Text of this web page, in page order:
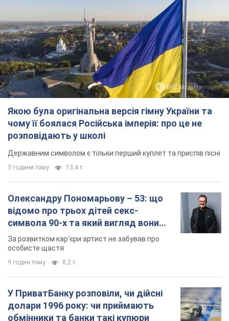
Державним символом є тільки перший куплет та приспів пісні
3 години тому 13,4 т.
Олександру Пономарьову – 53: що
відомо про трьох дітей секс-
символа 90-х та який вигляд вони
За розвитком кар'єри артист не забував про
особисте щастя
9 годин тому
У ПриватБанку розповіли, чи дійсні
долари 1996 року: чи приймають
обмінники та банки такі купюри
Що робити, якщо банки та обмінні пункти не
приймають старі долари
10 годин тому 73,7 т.